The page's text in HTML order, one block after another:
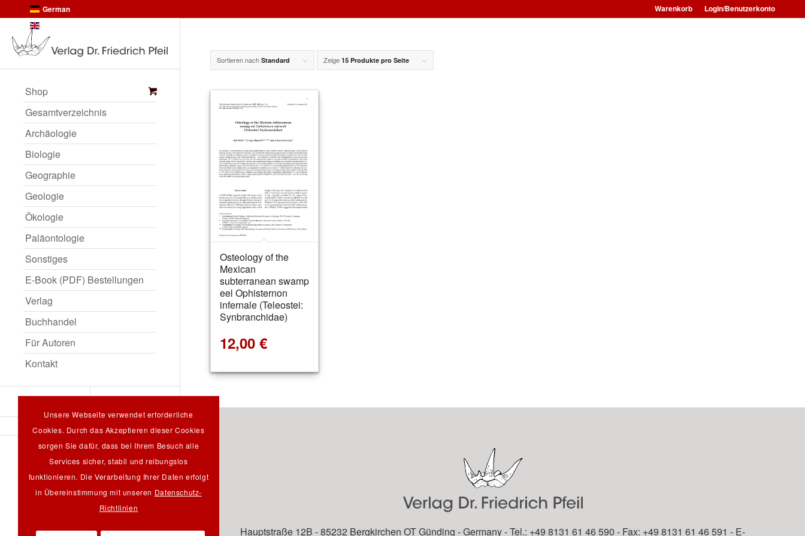
German
Warenkorb Login/Benutzerkonto
Shop
Gesamtverzeichnis
Archäologie
Biologie
Geographie
Geologie
Ökologie
Paläontologie
Sonstiges
E-Book (PDF) Bestellungen
Verlag
Buchhandel
Für Autoren
Kontakt
Suche
Sortieren nach Standard Zeige 15 Produkte pro Seite
Osteology of the
Mexican
subterranean swamp
eel Ophisternon
infernale (Teleostei:
Synbranchidae)
12,00 €
Hauptstraße 12B - 85232 Bergkirchen OT Günding - Germany - Tel.: +49 8131 61 46 590 - Fax: +49 8131 61 46 591 - E-
Unsere Webseite verwendet erforderliche
Cookies. Durch das Akzeptieren dieser Cookies
sorgen Sie dafür, dass bei Ihrem Besuch alle
Services sicher, stabil und reibungslos
funktionieren. Die Verarbeitung Ihrer Daten erfolgt
in Übereinstimmung mit unseren Datenschutz-
Richtlinien